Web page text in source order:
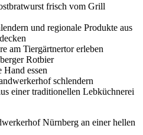
frisch vom Grill
und regionale Produkte aus
am Tiergärtnertor erleben
Rotbier
essen
schlendern
einer traditionellen Lebküchnerei